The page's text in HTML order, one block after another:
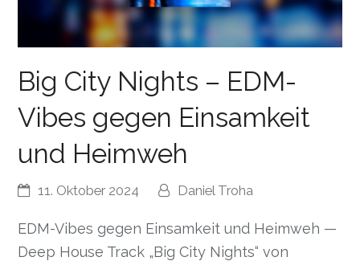
Big City Nights – EDM-
Vibes gegen Einsamkeit
und Heimweh
11. Oktober 2024 Daniel Troha
EDM-Vibes gegen Einsamkeit und Heimweh —
Deep House Track „Big City Nights“ von